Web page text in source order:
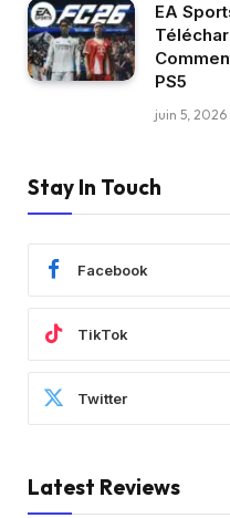
EA
PS5
juin 5, 2026
Stay In Touch
Facebook
TikTok
Twitter
Latest Reviews